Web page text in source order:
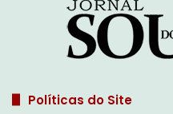
Políticas do Site